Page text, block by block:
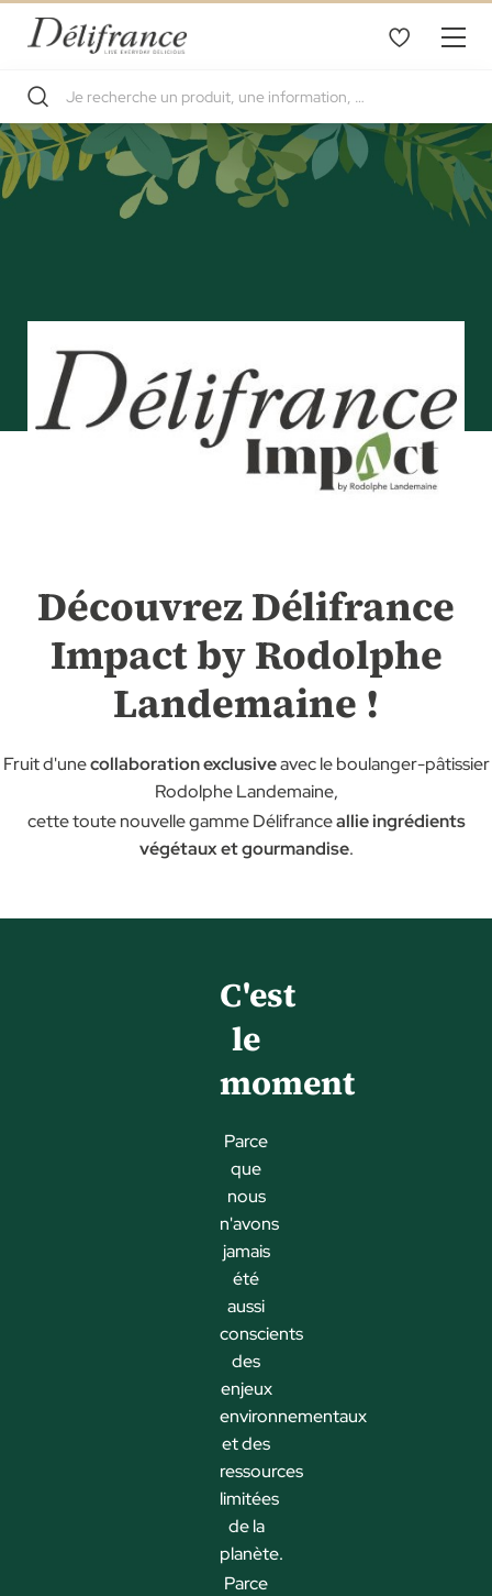
Découvrez Délifrance
Impact by Rodolphe
Landemaine !
Fruit d'unecollaboration exclusiveavec le boulanger-pâtissier
Rodolphe Landemaine,
cette toute nouvelle gamme Délifranceallie ingrédients
végétaux et gourmandise.
C'est
le
moment
Parce
que
nous
n'avons
jamais
été
aussi
conscients
des
enjeux
environnementaux
et des
ressources
limitées
de la
planète.
Parce